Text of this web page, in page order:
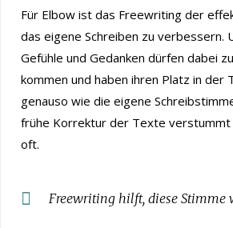
Für Elbow ist das Freewriting der
das eigene Schreiben zu verbessern.
Gefühle und Gedanken dürfen dabei
kommen und haben ihren Platz in der
genauso wie die eigene
frühe Korrektur der Texte
oft.
Freewriting hilft, diese Stimme